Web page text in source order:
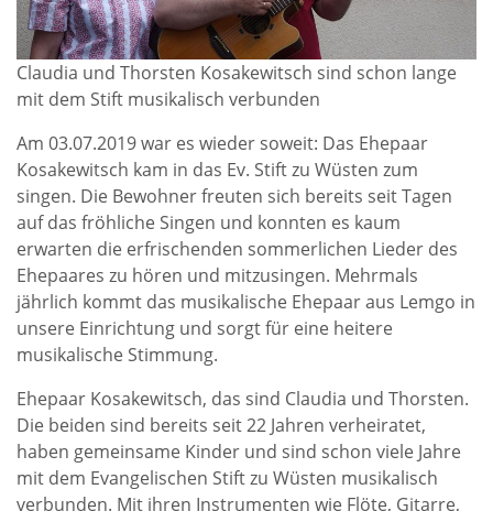
Claudia und Thorsten Kosakewitsch sind schon lange
mit dem Stift musikalisch verbunden
Am 03.07.2019 war es wieder soweit: Das Ehepaar
Kosakewitsch kam in das Ev. Stift zu Wüsten zum
singen. Die Bewohner freuten sich bereits seit Tagen
auf das fröhliche Singen und konnten es kaum
erwarten die erfrischenden sommerlichen Lieder des
Ehepaares zu hören und mitzusingen. Mehrmals
jährlich kommt das musikalische Ehepaar aus Lemgo in
unsere Einrichtung und sorgt für eine heitere
musikalische Stimmung.
Ehepaar Kosakewitsch, das sind Claudia und Thorsten.
Die beiden sind bereits seit 22 Jahren verheiratet,
haben gemeinsame Kinder und sind schon viele Jahre
mit dem Evangelischen Stift zu Wüsten musikalisch
verbunden. Mit ihren Instrumenten wie Flöte, Gitarre,